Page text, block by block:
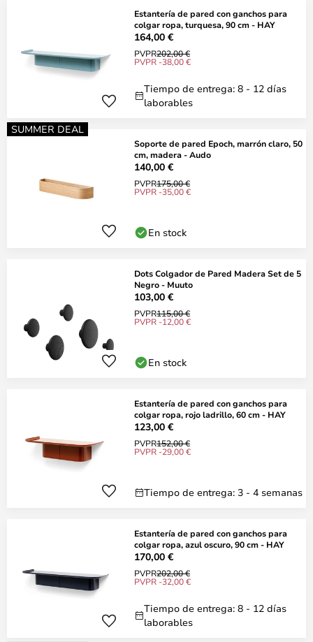
Estantería de pared con ganchos para
colgar ropa, turquesa, 90 cm - HAY
164,00 €
PVPR202,00 €
PVPR -38,00 €
Tiempo de entrega: 8 - 12 días
laborables
SUMMER DEAL
Soporte de pared Epoch, marrón claro, 50
cm, madera - Audo
140,00 €
PVPR175,00 €
PVPR -35,00 €
En stock
Dots Colgador de Pared Madera Set de 5
Negro - Muuto
103,00 €
PVPR115,00 €
PVPR -12,00 €
En stock
Estantería de pared con ganchos para
colgar ropa, rojo ladrillo, 60 cm - HAY
123,00 €
PVPR152,00 €
PVPR -29,00 €
Tiempo de entrega: 3 - 4 semanas
Estantería de pared con ganchos para
colgar ropa, azul oscuro, 90 cm - HAY
170,00 €
PVPR202,00 €
PVPR -32,00 €
Tiempo de entrega: 8 - 12 días
laborables